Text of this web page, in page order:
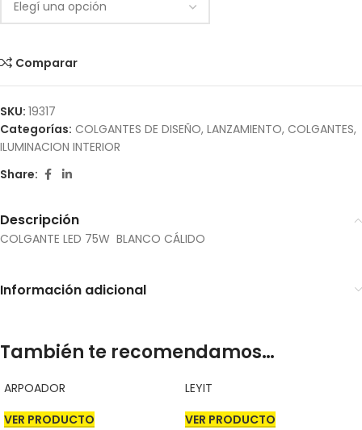
Comparar
SKU: 19317
Categorías: COLGANTES DE DISEÑO, LANZAMIENTO, COLGANTES,
ILUMINACION INTERIOR
Share:
Descripción
COLGANTE LED 75W BLANCO CÁLIDO
Información adicional
También te recomendamos…
ARPOADOR
VER PRODUCTO
LEYIT
VER PRODUCTO